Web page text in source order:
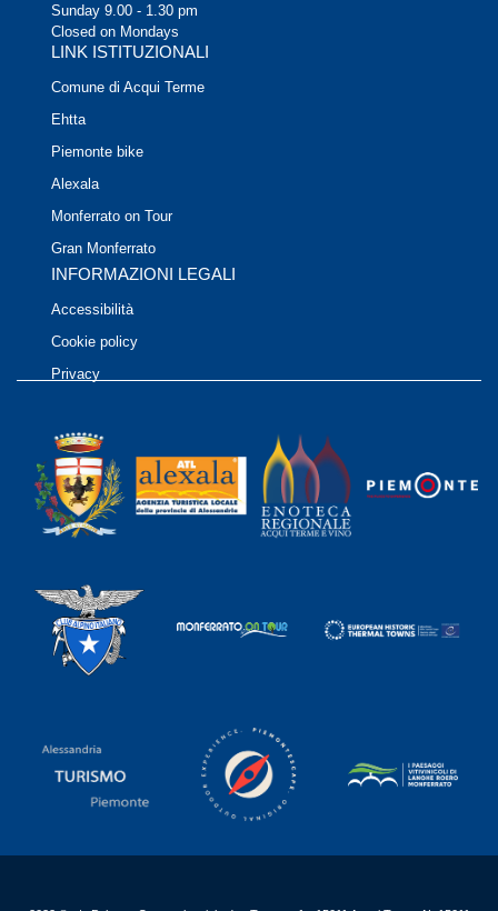
Sunday 9.00 - 1.30 pm
Closed on Mondays
LINK ISTITUZIONALI
Comune di Acqui Terme
Ehtta
Piemonte bike
Alexala
Monferrato on Tour
Gran Monferrato
INFORMAZIONI LEGALI
Accessibilità
Cookie policy
Privacy